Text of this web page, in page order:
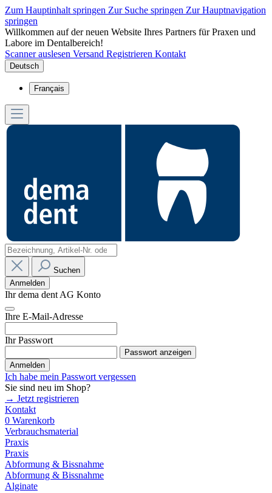
Zum Hauptinhalt springen Zur Suche springen Zur Hauptnavigation
springen
Willkommen auf der neuen Website Ihres Partners für Praxen und
Labore im Dentalbereich!
Scanner auslesen Versand Registrieren Kontakt
Deutsch
Français
Suchen
Anmelden
Ihr dema dent AG Konto
Ihre E-Mail-Adresse
Ihr Passwort
Passwort anzeigen
Anmelden
Ich habe mein Passwort vergessen
Sie sind neu im Shop?
→ Jetzt registrieren
Kontakt
0 Warenkorb
Verbrauchsmaterial
Praxis
Praxis
Abformung & Bissnahme
Abformung & Bissnahme
Alginate